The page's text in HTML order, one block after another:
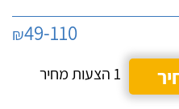
₪49-110
1 הצעות מחיר